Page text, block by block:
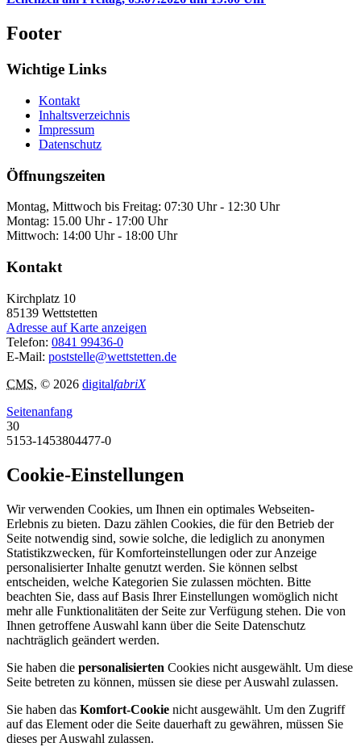
Footer
Wichtige Links
Kontakt
Inhaltsverzeichnis
Impressum
Datenschutz
Öffnungszeiten
Montag, Mittwoch bis Freitag: 07:30 Uhr - 12:30 Uhr
Montag: 15.00 Uhr - 17:00 Uhr
Mittwoch: 14:00 Uhr - 18:00 Uhr
Kontakt
Kirchplatz 10
85139 Wettstetten
Adresse auf Karte anzeigen
Telefon: 0841 99436-0
E-Mail: poststelle@wettstetten.de
CMS, © 2026 digitalfabriX
Seitenanfang
30
5153-1453804477-0
Cookie-Einstellungen
Wir verwenden Cookies, um Ihnen ein optimales Webseiten-
Erlebnis zu bieten. Dazu zählen Cookies, die für den Betrieb der
Seite notwendig sind, sowie solche, die lediglich zu anonymen
Statistikzwecken, für Komforteinstellungen oder zur Anzeige
personalisierter Inhalte genutzt werden. Sie können selbst
entscheiden, welche Kategorien Sie zulassen möchten. Bitte
beachten Sie, dass auf Basis Ihrer Einstellungen womöglich nicht
mehr alle Funktionalitäten der Seite zur Verfügung stehen. Die von
Ihnen getroffene Auswahl kann über die Seite Datenschutz
nachträglich geändert werden.
Sie haben die personalisierten Cookies nicht ausgewählt. Um diese
Seite betreten zu können, müssen sie diese per Auswahl zulassen.
Sie haben das Komfort-Cookie nicht ausgewählt. Um den Zugriff
auf das Element oder die Seite dauerhaft zu gewähren, müssen Sie
dieses per Auswahl zulassen.